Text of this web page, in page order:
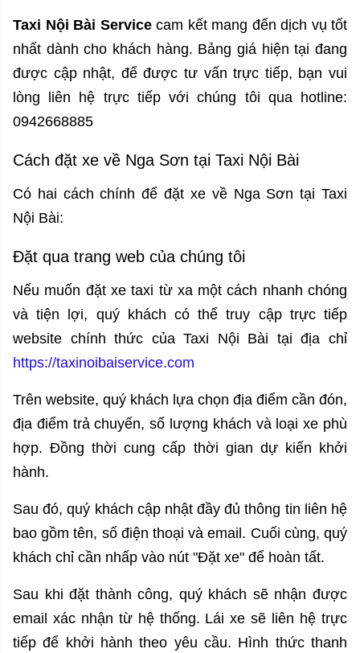
Taxi Nội Bài Servicecam kết mang đến dịch vụ tốt
nhất dành cho khách hàng. Bảng giá hiện tại đang
được cập nhật, để được tư vấn trực tiếp, bạn vui
lòng liên hệ trực tiếp với chúng tôi qua hotline:
0942668885
Cách đặt xe về Nga Sơn tại Taxi Nội Bài
Có hai cách chính để đặt xe về Nga Sơn tại Taxi
Nội Bài:
Đặt qua trang web của chúng tôi
Nếu muốn đặt xe taxi từ xa một cách nhanh chóng
và tiện lợi, quý khách có thể truy cập trực tiếp
website chính thức của Taxi Nội Bài tại địa chỉ
https://taxinoibaiservice.com
Trên website, quý khách lựa chọn địa điểm cần đón,
địa điểm trả chuyến, số lượng khách và loại xe phù
hợp. Đồng thời cung cấp thời gian dự kiến khởi
hành.
Sau đó, quý khách cập nhật đầy đủ thông tin liên hệ
bao gồm tên, số điện thoại và email. Cuối cùng, quý
khách chỉ cần nhấp vào nút "Đặt xe" để hoàn tất.
Sau khi đặt thành công, quý khách sẽ nhận được
email xác nhận từ hệ thống. Lái xe sẽ liên hệ trực
tiếp để khởi hành theo yêu cầu. Hình thức thanh